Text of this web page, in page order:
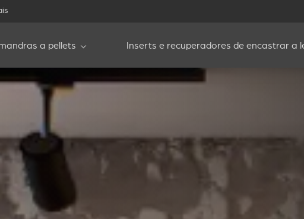
a pellets Inserts e recuperadores de encastrar a